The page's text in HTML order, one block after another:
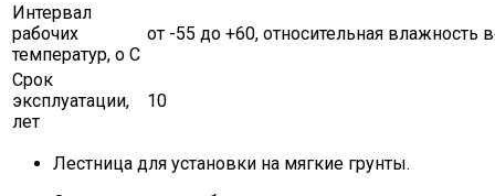
Интервал
рабочих
температур, о С
от -55 до +60, относительная влажность
Срок
эксплуатации,
лет
10
Лестница для установки на мягкие грунты.